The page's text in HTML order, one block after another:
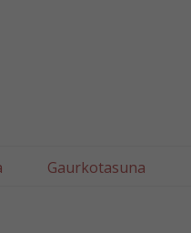
Gaurkotasuna